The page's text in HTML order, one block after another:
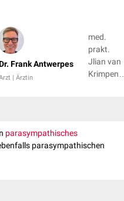
Frank Antwerpes
| Ärztin
med.
prakt.
Jlian van
Krimpen,
parasympathisches
parasympathischen